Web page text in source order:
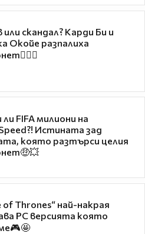
скандал? Карди Би и
Окойе разпалиха
FIFA милиони на
Истината зад
която разтърси целия
of Thrones“ най-накрая
PC версията която